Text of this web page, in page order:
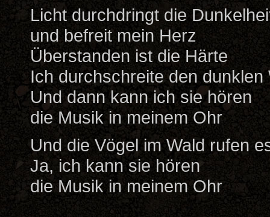
Licht durchdringt die
und befreit mein Herz
Überstanden ist die Härte
Ich durchschreite den dunklen
Und dann kann ich sie hören
die Musik in meinem Ohr
Und die Vögel im Wald rufen
Ja, ich kann sie hören
die Musik in meinem Ohr